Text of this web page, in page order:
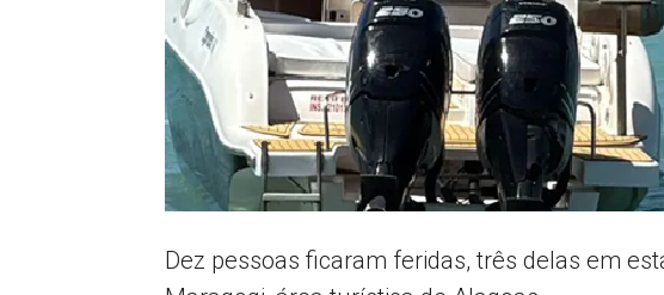
Dez pessoas ficaram feridas, três delas em